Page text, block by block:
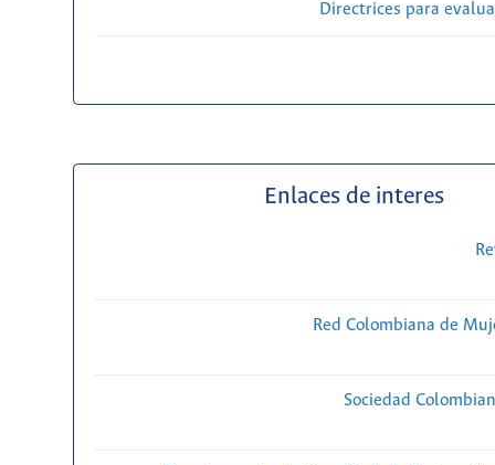
Directrices para
Enlaces de interes
Red Colombiana de
Sociedad